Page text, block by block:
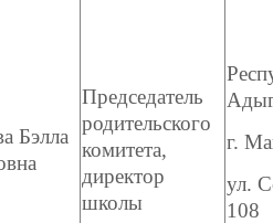
Бэлла
Председатель
родительского
комитета,
директор
школы
г.
ул.
108